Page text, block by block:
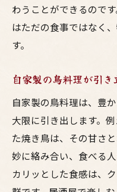
わうことができるので
はただの食事ではなく
す。
自家製の鳥料理が引
自家製の鳥料理は、豊
大限に引き出します。
た焼き鳥は、その甘さ
妙に絡み合い、食べる
カリッとした食感は、